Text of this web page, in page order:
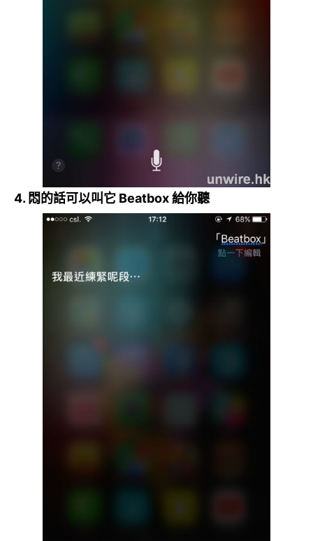
4. 悶的話可以叫它 Beatbox 給你聽